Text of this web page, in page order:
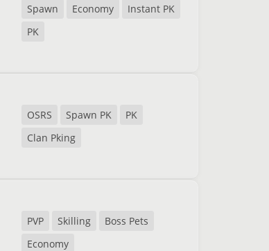
Spawn Economy
Instant PK
PK
OSRS Spawn PK
PK
Clan Pking
PVP Skilling
Boss Pets
Economy